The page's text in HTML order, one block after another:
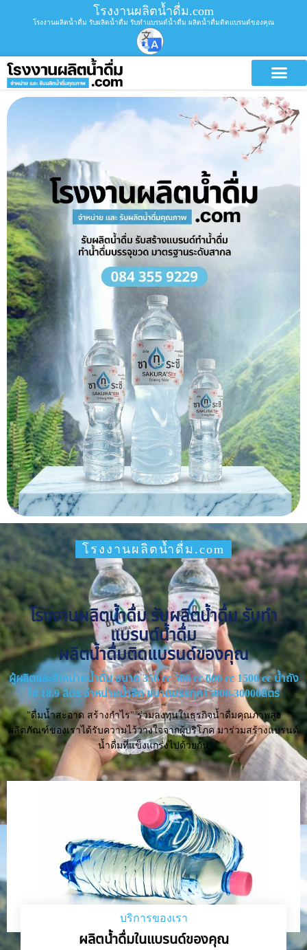
โรงงานผลิตน้ำดื่ม.com
โรงงานผลิตน้ำดื่ม รับผลิตน้ำดื่ม รับทำแบรนด์น้ำดื่ม ผลิตน้ำดื่มติดแบรนด์ของคุณ
โรงงานผลิตน้ำดื่ม.com
โรงงานผลิตน้ำดื่ม รับผลิตน้ำดื่ม รับทำ
แบรนด์น้ำดื่ม
ผลิตน้ำดื่มติดแบรนด์ของคุณ
ผู้ผลิตและจำหน่ายน้ำดื่ม ขนาด 350 cc 500 cc 600 cc 1500 cc น้ำถัง
ใส 18.9 ลิตร จำหน่ายน้ำจืด ขนาดบรรทุก15000-30000ลิตร
"ดื่มน้ำสะอาด สร้างกำไร" ร่วมลงทุนในธุรกิจน้ำดื่มคุณภาพสูง
ผลิตภัณฑ์ของเราได้รับความไว้วางใจจากผู้บริโภค มาร่วมสร้างแบรนด์
น้ำดื่มที่แข็งแกร่งไปด้วยกัน
บริการของเรา
ผลิตน้ำดื่มในแบรนด์ของคุณ